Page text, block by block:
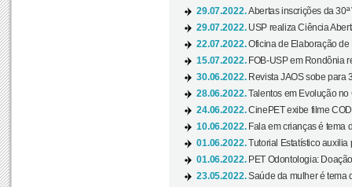
29.07.2022.Abertas inscrições da 30ª
29.07.2022. USP realiza Ciência
22.07.2022.Oficina de Elaboração de
15.07.2022. FOB-USP em Rondônia
30.06.2022. Revista JAOS sobe para
28.06.2022.Talentos em Evolução no
24.06.2022.CinePET exibe filme
10.06.2022. Fala em crianças é tema
01.06.2022.Tutorial Estatístico auxilia
01.06.2022. PET Odontologia:
23.05.2022.Saúde da mulher é tema